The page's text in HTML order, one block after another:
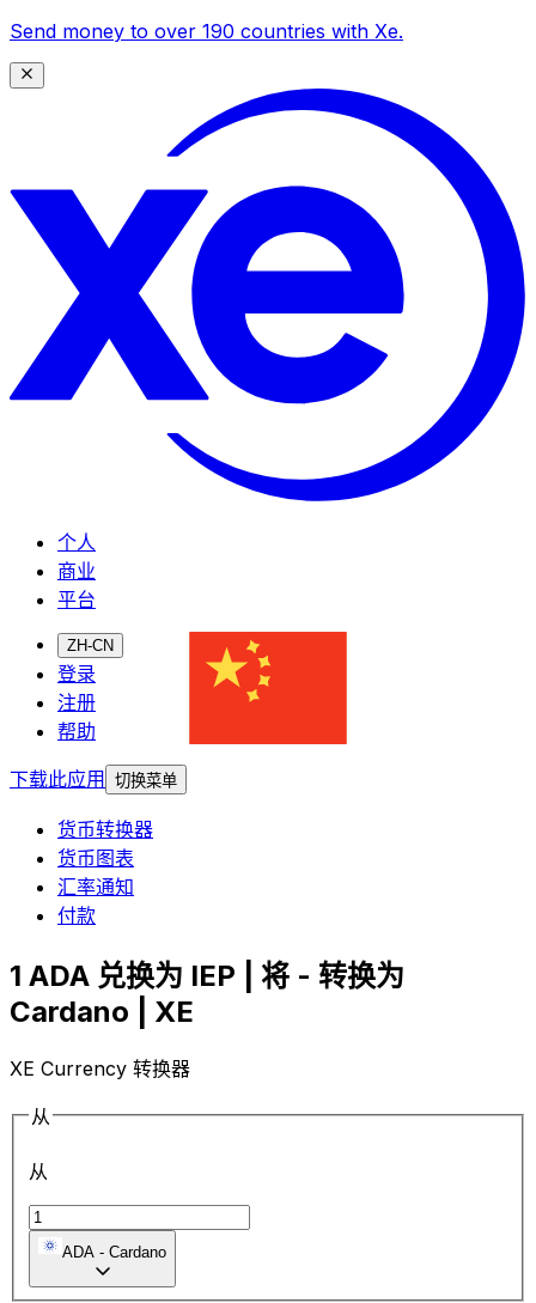
Send money to over 190 countries with Xe.
个人
商业
平台
ZH-CN
登录
注册
帮助
下载此应用
切换菜单
货币转换器
货币图表
汇率通知
付款
1 ADA 兑换为 IEP | 将 - 转换为
Cardano | XE
XE Currency 转换器
从
从
ADA - Cardano